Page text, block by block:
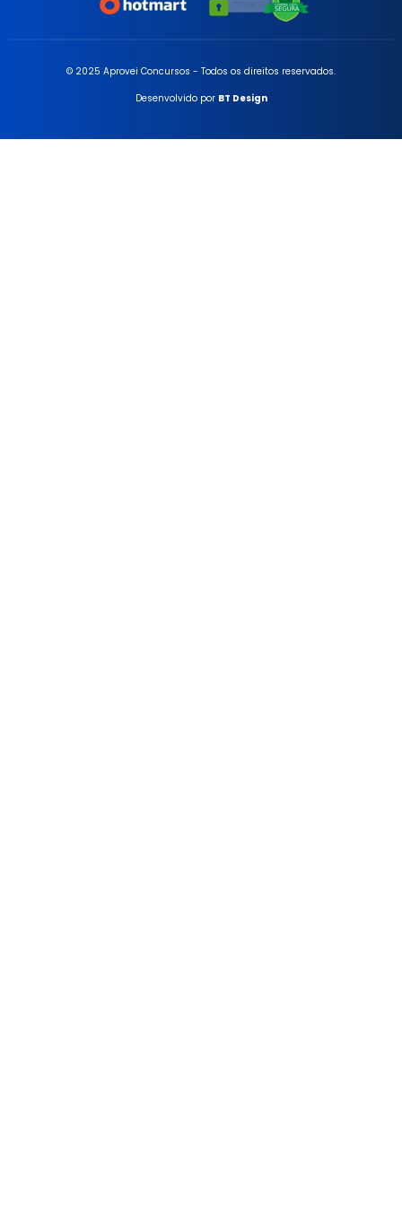
© 2025 Aprovei Concursos - Todos os direitos reservados.
Desenvolvido por BT Design